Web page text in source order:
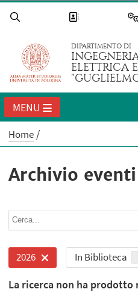
DIPARTIMENTO DI
ELETTRICA
MENU
Home
Archivio eventi
2026 In Biblioteca
La ricerca non ha